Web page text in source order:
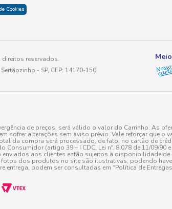
Cookies
reservados.
- SP, CEP: 14170-150
de preços, será válido o valor do Carrinho. As
sofrer alterações sem aviso prévio. Vale reforçar que o
da compra será processado, de fato, no cartão de
(artigo 39 – I CDC, Lei nº. 8.078 de 11/09/90 e
aos clientes estão sujeitos à disponibilidade
dos produtos no site são ilustrativas, podendo
podem ser consultadas em “Política de